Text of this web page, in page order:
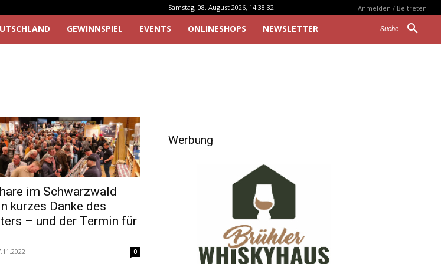
Samstag, 08. August 2026, 14:38:32 Anmelden / Beitreten
Suche
GEWINNSPIEL EVENTS ONLINESHOPS NEWSLETTER
im Schwarzwald
kurzes Danke des
– und der Termin für
0
Werbung